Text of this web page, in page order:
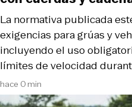
hace 0 min
La normativa publicada
exigencias para grúas y
incluyendo el uso
límites de velocidad